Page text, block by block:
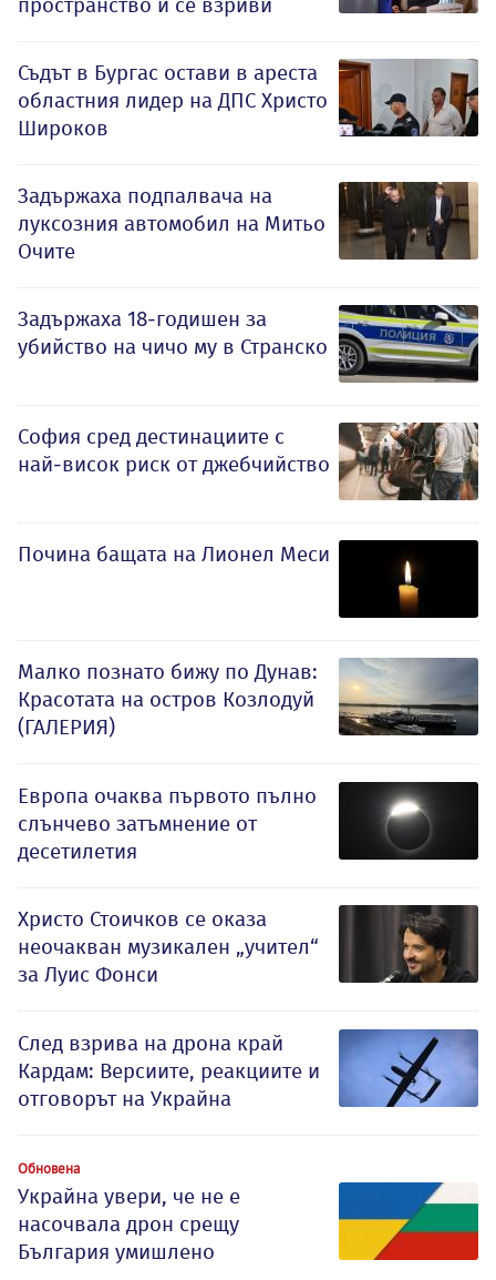
пространство и се взриви
Съдът в Бургас остави в ареста
областния лидер на ДПС Христо
Широков
Задържаха подпалвача на
луксозния автомобил на Митьо
Очите
Задържаха 18-годишен за
убийство на чичо му в Странско
София сред дестинациите с
най-висок риск от джебчийство
Почина бащата на Лионел Меси
Малко познато бижу по Дунав:
Красотата на остров Козлодуй
(ГАЛЕРИЯ)
Европа очаква първото пълно
слънчево затъмнение от
десетилетия
Христо Стоичков се оказа
неочакван музикален „учител“
за Луис Фонси
След взрива на дрона край
Кардам: Версиите, реакциите и
отговорът на Украйна
Обновена
Украйна увери, че не е
насочвала дрон срещу
България умишлено